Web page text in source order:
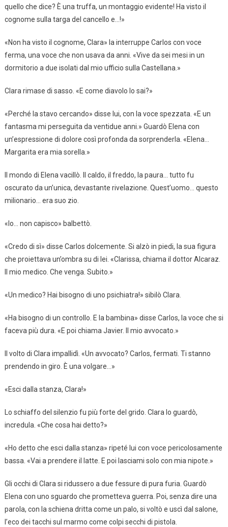
quello che dice? È una truffa, un montaggio evidente! Ha visto il
cognome sulla targa del cancello e…!»
«Non ha visto il cognome, Clara» la interruppe Carlos con voce
ferma, una voce che non usava da anni. «Vive da sei mesi in un
dormitorio a due isolati dal mio ufficio sulla Castellana.»
Clara rimase di sasso. «E come diavolo lo sai?»
«Perché la stavo cercando» disse lui, con la voce spezzata. «E un
fantasma mi perseguita da ventidue anni.» Guardò Elena con
un’espressione di dolore così profonda da sorprenderla. «Elena…
Margarita era mia sorella.»
Il mondo di Elena vacillò. Il caldo, il freddo, la paura… tutto fu
oscurato da un’unica, devastante rivelazione. Quest’uomo… questo
milionario… era suo zio.
«Io… non capisco» balbettò.
«Credo di sì» disse Carlos dolcemente. Si alzò in piedi, la sua figura
che proiettava un’ombra su di lei. «Clarissa, chiama il dottor Alcaraz.
Il mio medico. Che venga. Subito.»
«Un medico? Hai bisogno di uno psichiatra!» sibilò Clara.
«Ha bisogno di un controllo. E la bambina» disse Carlos, la voce che si
faceva più dura. «E poi chiama Javier. Il mio avvocato.»
Il volto di Clara impallidì. «Un avvocato? Carlos, fermati. Ti stanno
prendendo in giro. È una volgare…»
«Esci dalla stanza, Clara!»
Lo schiaffo del silenzio fu più forte del grido. Clara lo guardò,
incredula. «Che cosa hai detto?»
«Ho detto che esci dalla stanza» ripeté lui con voce pericolosamente
bassa. «Vai a prendere il latte. E poi lasciami solo con mia nipote.»
Gli occhi di Clara si ridussero a due fessure di pura furia. Guardò
Elena con uno sguardo che prometteva guerra. Poi, senza dire una
parola, con la schiena dritta come un palo, si voltò e uscì dal salone,
l’eco dei tacchi sul marmo come colpi secchi di pistola.